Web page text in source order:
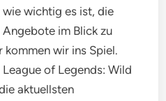
wie wichtig es ist, die
im Blick zu
kommen wir ins Spiel.
of Legends: Wild
aktuellsten